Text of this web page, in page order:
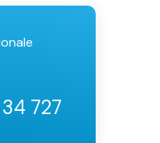
727